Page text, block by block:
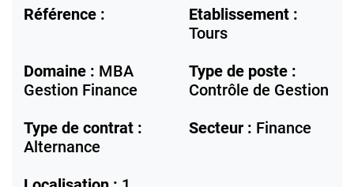
Référence :
Etablissement :
Tours
Domaine : MBA
Gestion Finance
Type de poste :
Contrôle de Gestion
Type de contrat :
Alternance
Secteur : Finance